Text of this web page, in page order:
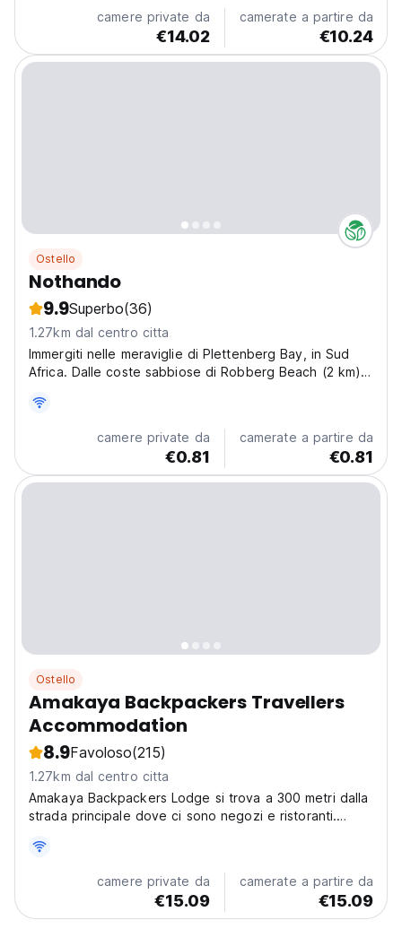
camere private da
€14.02
camerate a partire da
€10.24
Ostello
Nothando
9.9Superbo(36)
1.27km dal centro citta
Immergiti nelle meraviglie di Plettenberg Bay, in Sud
Africa. Dalle coste sabbiose di Robberg Beach (2 km)
Robberg (8 km), ce n'è per tutti i gusti.
camere private da
€0.81
camerate a partire da
€0.81
Ostello
Amakaya Backpackers Travellers
Accommodation
8.9Favoloso(215)
1.27km dal centro citta
Amakaya Backpackers Lodge si trova a 300 metri dalla
strada principale dove ci sono negozi e ristoranti.
Beach. Il nostro bar al piano superiore e la veranda
aperta offrono una vista splendida sulla catena...
camere private da
€15.09
camerate a partire da
€15.09